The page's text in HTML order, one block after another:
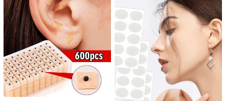
3 ,38€
4
Conjunto de 12 adesivos modeladores de orelha à prova d'água, portáteis e fáceis de usar, essenciais para o verão. Adesivos de suporte para corrigir orelhas pequenas.
3 ,18€